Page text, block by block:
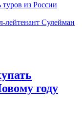
туров из России
лейтенант Сулейман
году